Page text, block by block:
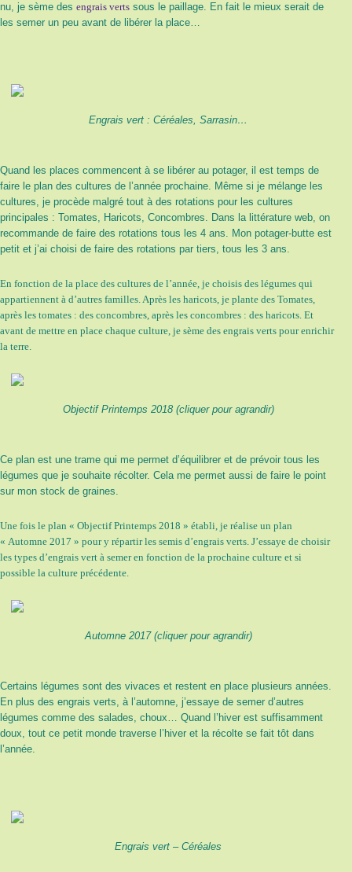
nu, je sème des engrais verts sous le paillage. En fait le mieux serait de
les semer un peu avant de libérer la place…
Engrais vert : Céréales, Sarrasin…
Quand les places commencent à se libérer au potager, il est temps de
faire le plan des cultures de l’année prochaine. Même si je mélange les
cultures, je procède malgré tout à des rotations pour les cultures
principales : Tomates, Haricots, Concombres. Dans la littérature web, on
recommande de faire des rotations tous les 4 ans. Mon potager-butte est
petit et j’ai choisi de faire des rotations par tiers, tous les 3 ans.
En fonction de la place des cultures de l’année, je choisis des légumes qui
appartiennent à d’autres familles. Après les haricots, je plante des Tomates,
après les tomates : des concombres, après les concombres : des haricots. Et
avant de mettre en place chaque culture, je sème des engrais verts pour enrichir
la terre.
Objectif Printemps 2018 (cliquer pour agrandir)
Ce plan est une trame qui me permet d’équilibrer et de prévoir tous les
légumes que je souhaite récolter. Cela me permet aussi de faire le point
sur mon stock de graines.
Une fois le plan « Objectif Printemps 2018 » établi, je réalise un plan
« Automne 2017 » pour y répartir les semis d’engrais verts. J’essaye de choisir
les types d’engrais vert à semer en fonction de la prochaine culture et si
possible la culture précédente.
Automne 2017 (cliquer pour agrandir)
Certains légumes sont des vivaces et restent en place plusieurs années.
En plus des engrais verts, à l’automne, j’essaye de semer d’autres
légumes comme des salades, choux… Quand l’hiver est suffisamment
doux, tout ce petit monde traverse l’hiver et la récolte se fait tôt dans
l’année.
Engrais vert – Céréales